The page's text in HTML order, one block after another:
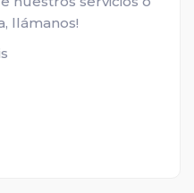
llámanos!